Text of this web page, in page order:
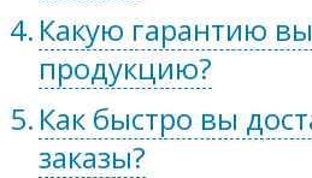
Какую гарантию
продукцию?
Как быстро вы
заказы?